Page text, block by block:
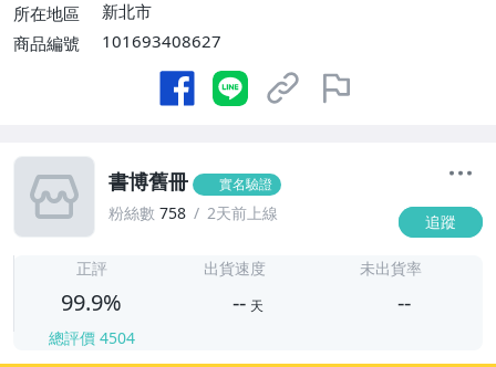
所在地區
新北市
商品編號
101693408627
書博舊冊 實名驗證
粉絲數 758 2天前上線 追蹤
正評
99.9%
總評價 4504
出貨速度
-- 天
未出貨率
--